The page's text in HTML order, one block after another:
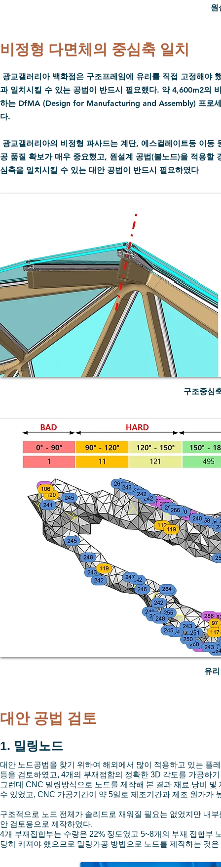
원
​비정형 다면체의 중심축 일치
광교갤러리아 백화점은 구조프레임에 유리를 직접 고정해야
과 일치시킬 수 있는 공법이 반드시 필요했다. 약 4,600m2의
하는 DfMA (Design for Manufacturing and Assembly) 프로
다.
광교갤러리아의 비정형 파사드는 계단, 에스컬레이트등 이
공 품질 확보가 매우 중요했고, 원설계 공법(볼노드)을 적용
심축을 일치시킬 수 있는 대안 공법이 반드시 필요하였다
구조중심
유
대안 공법 검토
1. 밀링노드
대안 노드공법을 찾기 위하여 해외에서 많이 적용하고 있는 플
등을 검토하였고, 4개의 부재접합의 정확한 3D 각도를 가공하
그런데 CNC 밀링방식으로 노드를 제작해 본 결과 재료 낭비
수 있었고, CNC 가공기간이 약 5일로 제조기간과 제조 원가가
구조적으로 노드 전체가 솔리드로 채워질 필요는 없었지만 내
안 검토용으로 제작하였다.
4개 부재접합부는 수량은 22% 정도였고 5~8개의 부재 접합부
당히 커져야 했으므로 밀링가공 방법으로 노드를 제작하는 것